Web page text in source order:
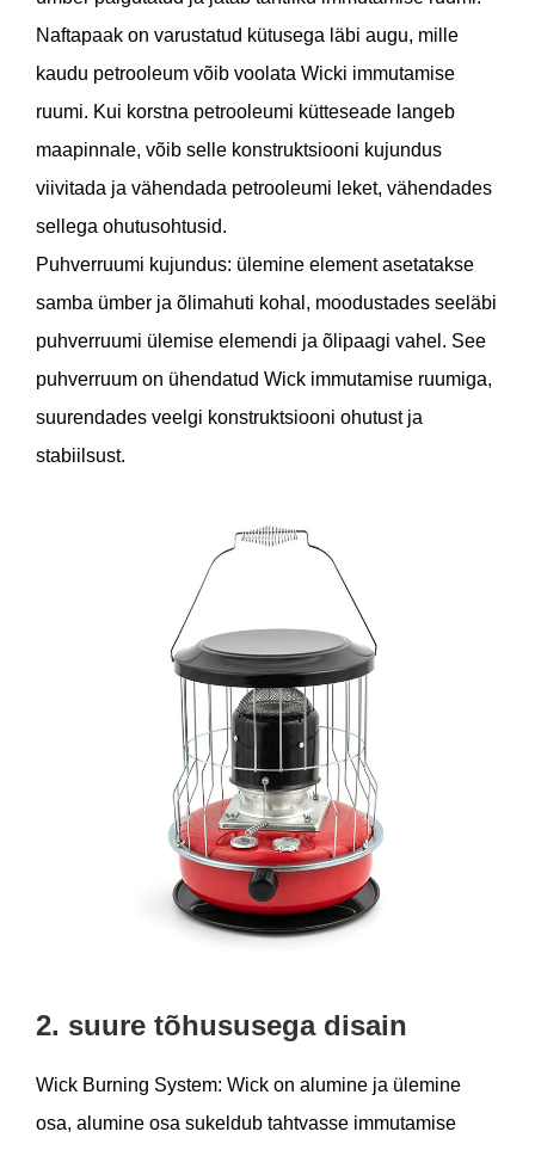
Naftapaak on varustatud kütusega läbi augu, mille
kaudu petrooleum võib voolata Wicki immutamise
ruumi. Kui korstna petrooleumi kütteseade langeb
maapinnale, võib selle konstruktsiooni kujundus
viivitada ja vähendada petrooleumi leket, vähendades
sellega ohutusohtusid.
Puhverruumi kujundus: ülemine element asetatakse
samba ümber ja õlimahuti kohal, moodustades seeläbi
puhverruumi ülemise elemendi ja õlipaagi vahel. See
puhverruum on ühendatud Wick immutamise ruumiga,
suurendades veelgi konstruktsiooni ohutust ja
stabiilsust.
2. suure tõhususega disain
Wick Burning System: Wick on alumine ja ülemine
osa, alumine osa sukeldub tahtvasse immutamise